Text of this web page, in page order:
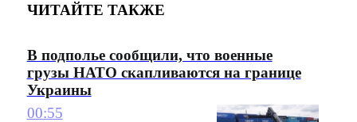
ЧИТАЙТЕ ТАКЖЕ
В подполье сообщили, что военные
грузы НАТО скапливаются на границе
Украины
00:55